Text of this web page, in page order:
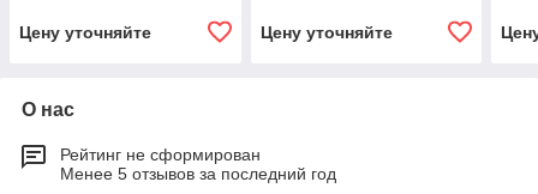
Цену уточняйте Цену уточняйте
О нас
Рейтинг не сформирован
Менее 5 отзывов за последний год